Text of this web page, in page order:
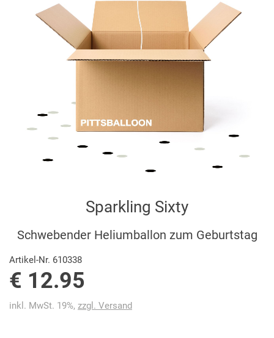
Sparkling Sixty
Schwebender Heliumballon zum Geburtstag
Artikel-Nr. 610338
€ 12.95
inkl. MwSt. 19%, zzgl. Versand